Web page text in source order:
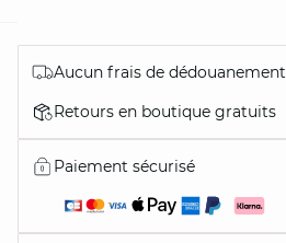
Aucun frais de dédouanement
Retours en boutique gratuits
Paiement sécurisé